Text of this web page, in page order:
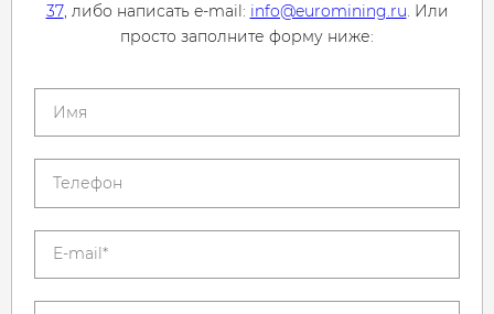
37, либо написать e-mail: info@euromining.ru. Или
просто заполните форму ниже: